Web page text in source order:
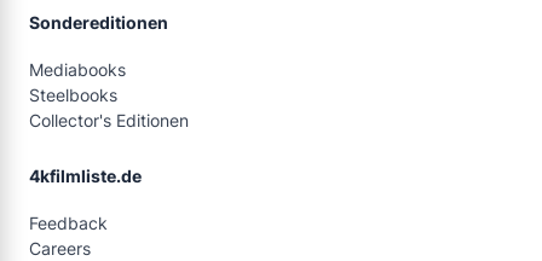
Sondereditionen
Mediabooks
Steelbooks
Collector's Editionen
4kfilmliste.de
Feedback
Careers